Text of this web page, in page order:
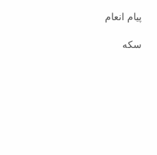
پیام انعام
سکه